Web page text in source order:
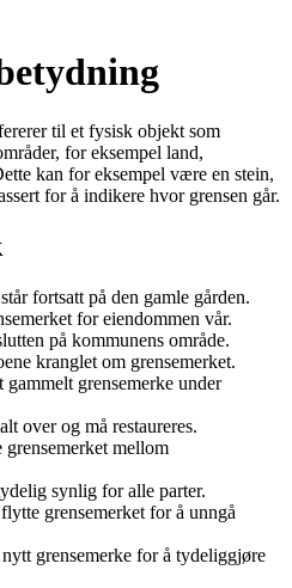
til et fysisk objekt som
for eksempel land,
kan for eksempel være en stein,
for å indikere hvor grensen går.
fortsatt på den gamle gården.
for eiendommen vår.
på kommunens område.
kranglet om grensemerket.
grensemerke under
over og må restaureres.
mellom
synlig for alle parter.
grensemerket for å unngå
grensemerke for å tydeliggjøre